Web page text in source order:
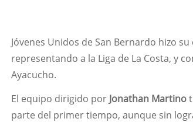
Jóvenes Unidos de San Bernardo hizo
representando a la Liga de La Costa, y
Ayacucho.
El equipo dirigido por Jonathan Martino
parte del primer tiempo, aunque sin